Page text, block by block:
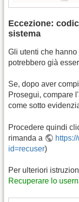
Eccezione:
sistema
Gli utenti che hanno
potrebbero già
Se, dopo aver
Prosegui, compare
come sotto
Procedere quindi
rimanda a
id=recuser)
Per ulteriori
Recuperare lo